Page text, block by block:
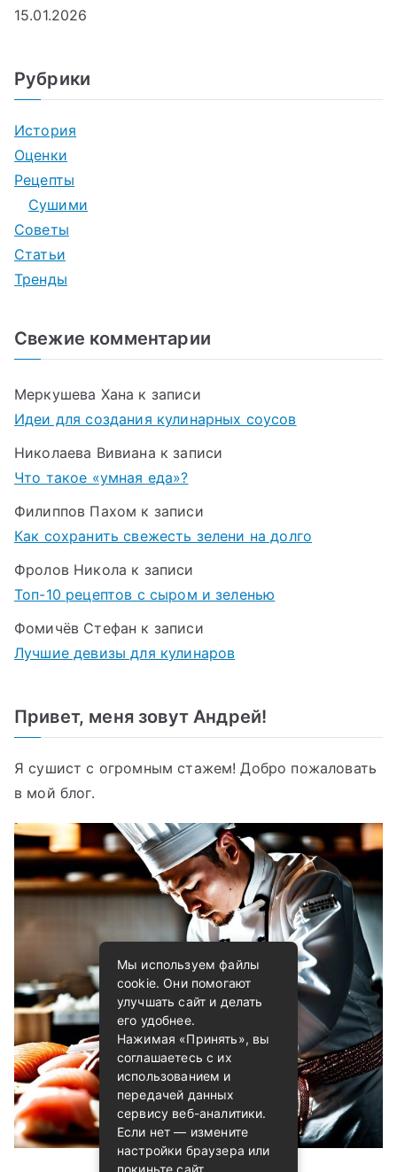
15.01.2026
Рубрики
История
Оценки
Рецепты
Сушими
Советы
Статьи
Тренды
Свежие комментарии
Меркушева Хана к записи
Идеи для создания кулинарных соусов
Николаева Вивиана к записи
Что такое «умная еда»?
Филиппов Пахом к записи
Как сохранить свежесть зелени на долго
Фролов Никола к записи
Топ-10 рецептов с сыром и зеленью
Фомичёв Стефан к записи
Лучшие девизы для кулинаров
Привет, меня зовут Андрей!
Я сушист с огромным стажем! Добро пожаловать
в мой блог.
Мы используем файлы
cookie. Они помогают
улучшать сайт и делать
его удобнее.
Нажимая «Принять», вы
соглашаетесь с их
использованием и
передачей данных
сервису веб-аналитики.
Если нет — измените
настройки браузера или
покиньте сайт.